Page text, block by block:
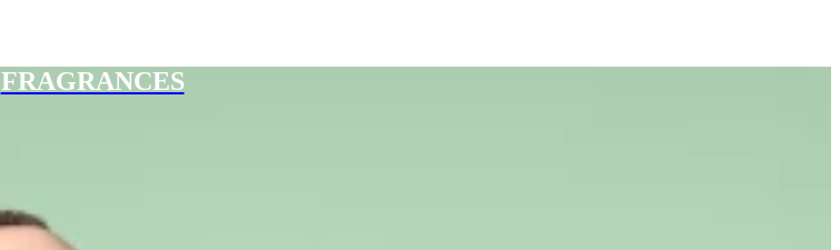
FRAGRANCES